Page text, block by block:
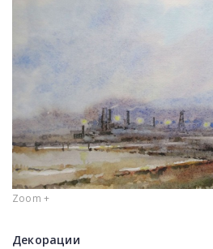
Zoom +
Декорации